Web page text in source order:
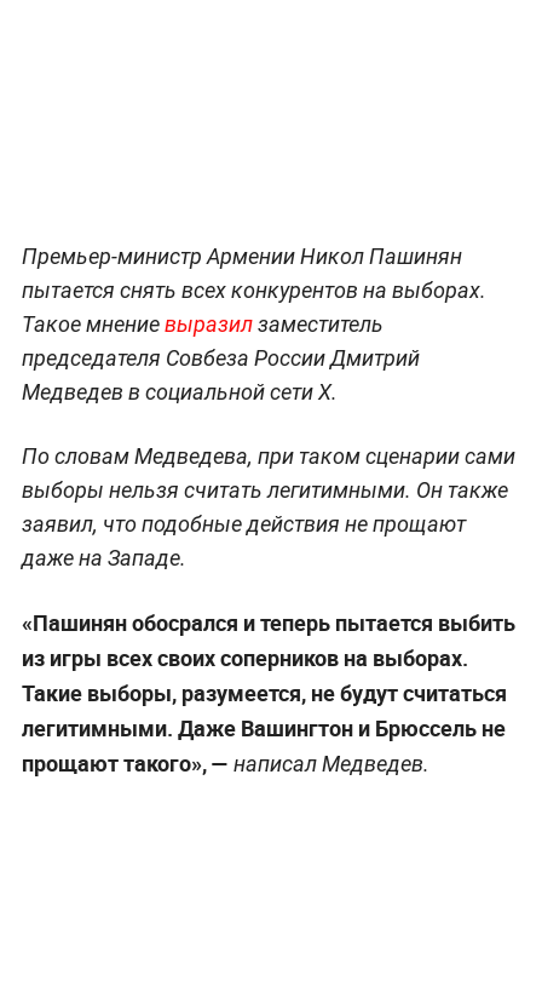
Премьер-министр Армении Никол Пашинян
пытается снять всех конкурентов на выборах.
Такое мнениевыразилзаместитель
председателя Совбеза России Дмитрий
Медведев в социальной сети X.
По словам Медведева, при таком сценарии сами
выборы нельзя считать легитимными. Он также
заявил, что подобные действия не прощают
даже на Западе.
«Пашинян обосрался и теперь пытается выбить
из игры всех своих соперников на выборах.
Такие выборы, разумеется, не будут считаться
легитимными. Даже Вашингтон и Брюссель не
прощают такого», — написал Медведев.